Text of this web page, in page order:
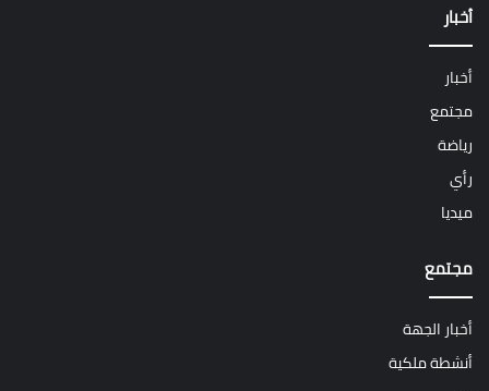
أخبار
أخبار
مجتمع
رياضة
رأي
ميديا
مجتمع
أخبار الجهة
أنشطة ملكية